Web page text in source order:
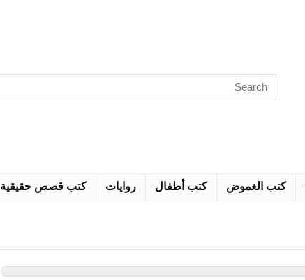
كتب الغموض كتب أطفال روايات كتب قصص حقيقية